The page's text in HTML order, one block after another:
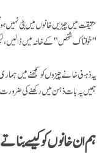
حقیقت میں چیزیں خانوں میں بٹی
"خوفناک شخص" کے خانہ میں ڈالیں، لیکن
یہ ذہنی خانے چیزوں کو سمجھنے میں
ہمیں یہ بات ذہن میں رکھنے کی
ہم ان خانوں کو کیسے